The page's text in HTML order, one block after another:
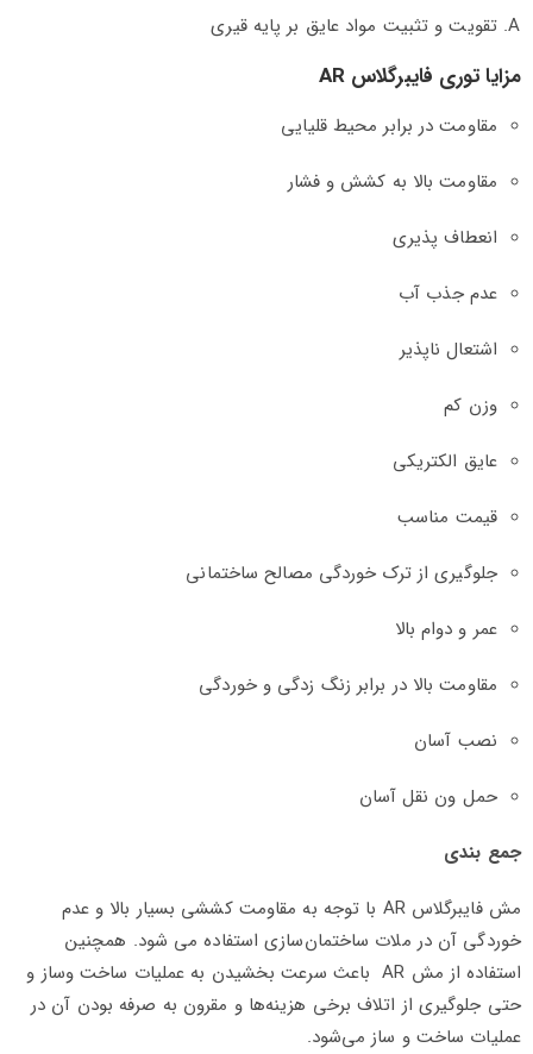
تقویت و تثبیت مواد عایق بر پایه قیری
مزایا توری فایبرگلاس AR
مقاومت در برابر محیط قلیایی
مقاومت بالا به کشش و فشار
انعطاف پذیری
عدم جذب آب
اشتعال ناپذیر
وزن کم
عایق الکتریکی
قیمت مناسب
جلوگیری از ترک خوردگی مصالح ساختمانی
عمر و دوام بالا
مقاومت بالا در برابر زنگ زدگی و خوردگی
نصب آسان
حمل ون نقل آسان
جمع بندی
مش فایبرگلاس AR با توجه به مقاومت کششی بسیار بالا و عدم
خوردگی آن در ملات ساختمان‌سازی استفاده می شود. همچنین
استفاده از مش AR باعث سرعت بخشیدن به عملیات ساخت‌ وساز و
حتی جلوگیری از اتلاف برخی هزینه‌ها و مقرون ‌به ‌صرفه بودن آن در
عملیات ساخت‌ و ساز می‌شود.